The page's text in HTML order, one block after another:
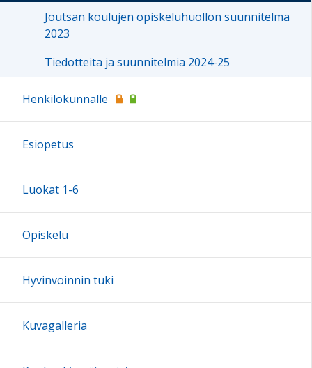
Joutsan koulujen opiskeluhuollon suunnitelma
2023
Tiedotteita ja suunnitelmia 2024-25
Henkilökunnalle
Esiopetus
Luokat 1-6
Opiskelu
Hyvinvoinnin tuki
Kuvagalleria